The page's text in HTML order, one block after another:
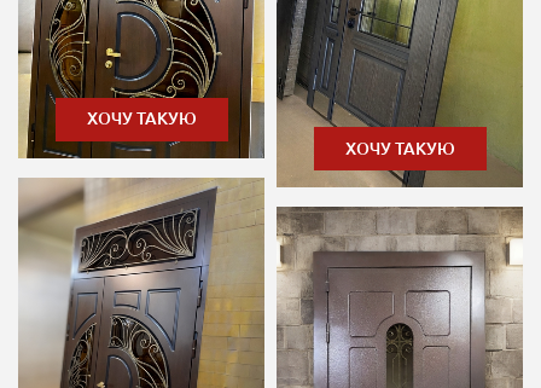
ХОЧУ ТАКУЮ
ХОЧУ ТАКУЮ